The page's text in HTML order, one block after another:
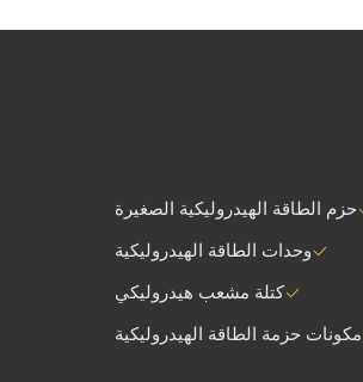
حزم الطاقة الهيدروليكية الصغيرة
وحدات الطاقة الهيدروليكية
كتلة مشعب هيدروليكي
مكونات حزمة الطاقة الهيدروليكية